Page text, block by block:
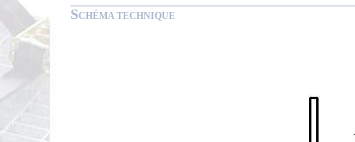
SCHÉMA TECHNIQUE